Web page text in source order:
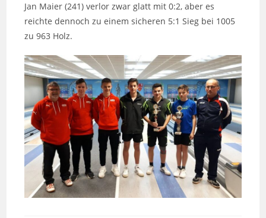
Jan Maier (241) verlor zwar glatt mit 0:2, aber es
reichte dennoch zu einem sicheren 5:1 Sieg bei 1005
zu 963 Holz.